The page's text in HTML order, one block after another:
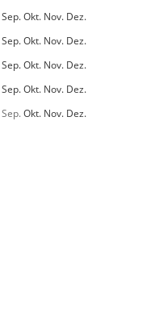
Sep.Okt. Nov. Dez.
Sep.Okt. Nov. Dez.
Sep.Okt. Nov. Dez.
Sep.Okt. Nov. Dez.
Sep.Okt. Nov. Dez.